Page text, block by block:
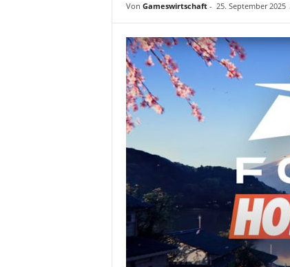
Von Gameswirtschaft- 25. September 2025